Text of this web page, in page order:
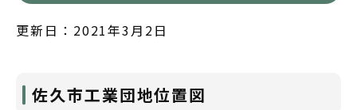
更新日：2021年3月2日
佐久市工業団地位置図